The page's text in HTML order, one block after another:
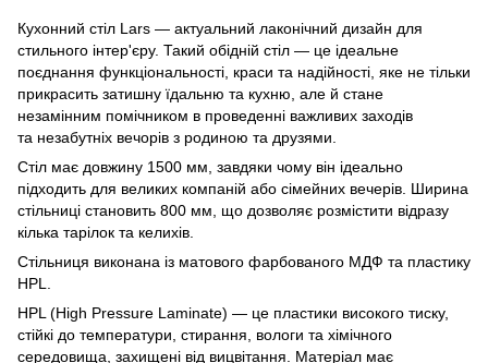
Кухонний стіл Lars — актуальний лаконічний дизайн для
стильного інтер'єру. Такий обідній стіл — це ідеальне
поєднання функціональності, краси та надійності, яке не тільки
прикрасить затишну їдальню та кухню, але й стане
незамінним помічником в проведенні важливих заходів
та незабутніх вечорів з родиною та друзями.
Стіл має довжину 1500 мм, завдяки чому він ідеально
підходить для великих компаній або сімейних вечерів. Ширина
стільниці становить 800 мм, що дозволяє розмістити відразу
кілька тарілок та келихів.
Cтільниця виконана із матового фарбованого МДФ та пластику
HPL.
HPL (High Pressure Laminate) — це пластики високого тиску,
стійкі до температури, стирання, вологи та хімічного
середовища, захищені від вицвітання. Матеріал має